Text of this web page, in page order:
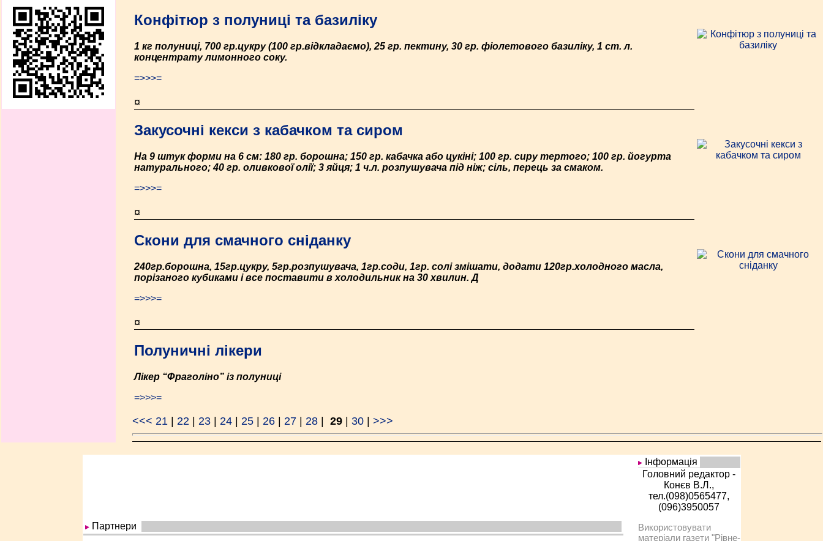
Конфітюр з полуниці та базиліку
1 кг полуниці, 700 гр.цукру (100 гр.відкладаємо), 25 гр. пектину, 30 гр. фіолетового базиліку, 1 ст. л.
концентрату лимонного соку.
=>>>=
¤
Закусочні кекси з кабачком та сиром
На 9 штук форми на 6 см: 180 гр. борошна; 150 гр. кабачка або цукіні; 100 гр. сиру тертого; 100 гр. йогурта
натурального; 40 гр. оливкової олії; 3 яйця; 1 ч.л. розпушувача під ніж; сіль, перець за смаком.
=>>>=
¤
Скони для смачного сніданку
240гр.борошна, 15гр.цукру, 5гр.розпушувача, 1гр.соди, 1гр. солі змішати, додати 120гр.холодного масла,
порізаного кубиками і все поставити в холодильник на 30 хвилин. Д
=>>>=
¤
Полуничні лікери
Лікер “Фраголіно” із полуниці
=>>>=
<<< 21 22 23 24 25 26 27 28 29 30 >>>
Партнери
Інформація
Головний редактор -
Конєв В.Л.,
тел.(098)0565477,
(096)3950057
Використовувати
матеріали газети "Рівне-